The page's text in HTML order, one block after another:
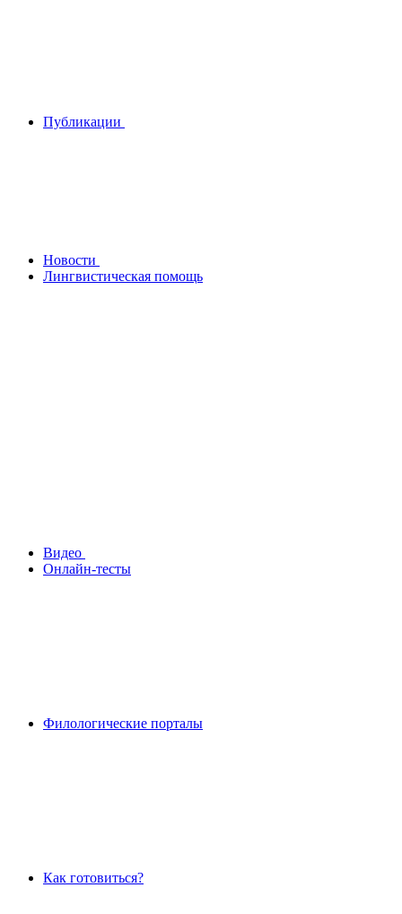
Публикации
Новости
Лингвистическая помощь
Видео
Онлайн-тесты
Филологические порталы
Как готовиться?